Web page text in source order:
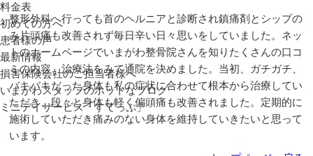
料金表
初めての方へ
患者様の声
最新情報
損害保険会社のご担当者様へ
いまがわスタッフのホットなブログ
ミニデイサービス「すてっぷ」
整形外科へ行っても首のヘルニアと診断され鎮痛剤とシップの
み片頭痛も改善されず毎日辛い日々思いをしていました。ネッ
トのホームページでいまがわ整骨院さんを知りたくさんの口コ
ミの内容、治療法をみて通院を決めました。当初、ガチガチ、
バキバキだった身体も私の症状に合わせて根本から治療してい
ただき、段々と身体も軽く偏頭痛も改善されました。定期的に
施術していただき痛みのない身体を維持していきたいと思って
います。